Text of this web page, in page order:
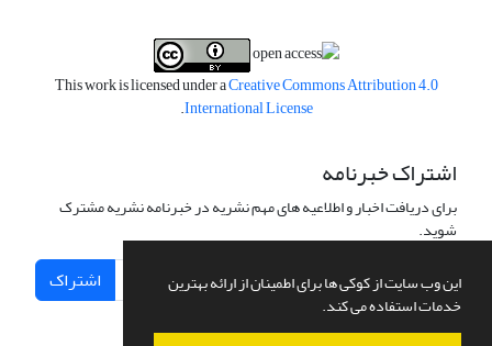
این وب سایت از کوکی ها برای اطمینان از ارائه بهترین
خدمات استفاده می کند.
This work is licensed under aCreative Commons Attribution 4.0
International License
.
اشتراک خبرنامه
برای دریافت اخبار و اطلاعیه های مهم نشریه در خبرنامه نشریه مشترک
شوید.
اشتراک